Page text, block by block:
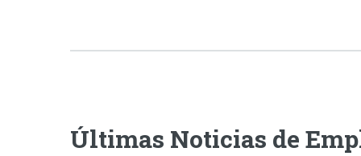
Últimas Noticias de